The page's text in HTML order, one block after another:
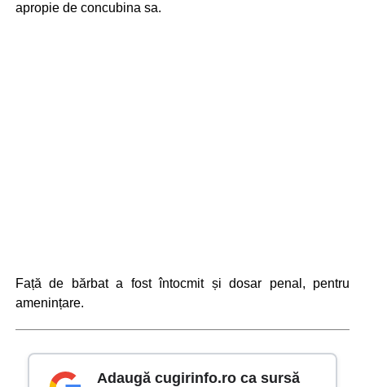
apropie de concubina sa.
Față de bărbat a fost întocmit și dosar penal, pentru
amenințare.
Adaugă cugirinfo.ro ca sursă